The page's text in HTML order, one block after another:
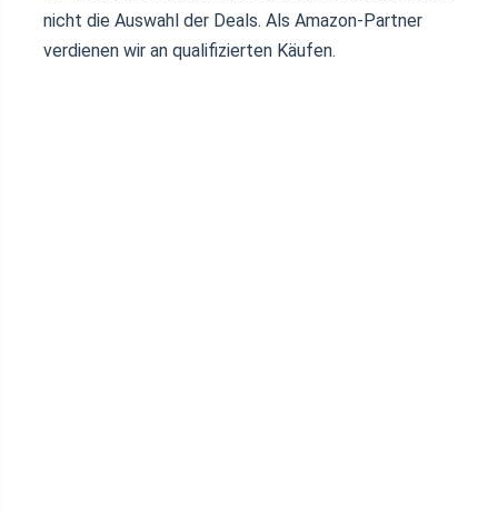
nicht die Auswahl der Deals. Als Amazon-Partner
verdienen wir an qualifizierten Käufen.